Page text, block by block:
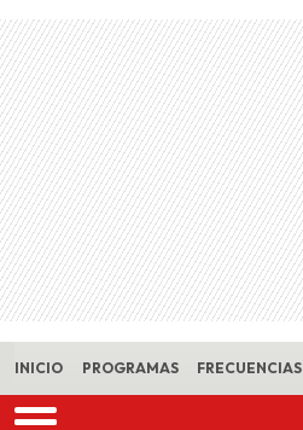
Skip to main content
INICIO PROGRAMAS FRECUENCIAS